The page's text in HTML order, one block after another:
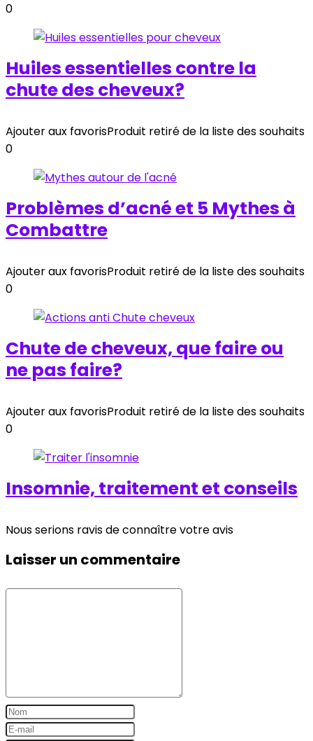
0
Huiles essentielles contre la
chute des cheveux?
Ajouter aux favorisProduit retiré de la liste des souhaits
0
Problèmes d’acné et 5 Mythes à
Combattre
Ajouter aux favorisProduit retiré de la liste des souhaits
0
Chute de cheveux, que faire ou
ne pas faire?
Ajouter aux favorisProduit retiré de la liste des souhaits
0
Insomnie, traitement et conseils
Nous serions ravis de connaître votre avis
Laisser un commentaire